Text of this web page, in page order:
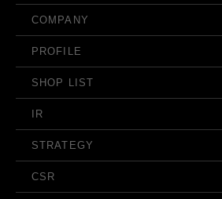
COMPANY
PROFILE
SHOP LIST
IR
STRATEGY
CSR